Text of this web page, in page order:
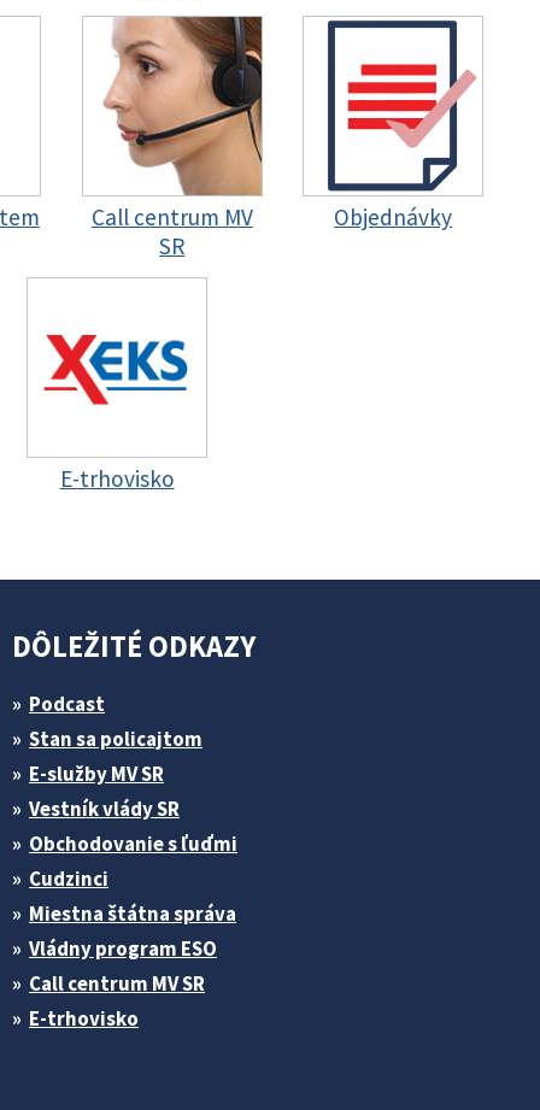
Call centrum MV
SR
Objednávky
E-trhovisko
DÔLEŽITÉ ODKAZY
Podcast
Stan sa policajtom
E-služby MV SR
Vestník vlády SR
Obchodovanie s ľuďmi
Cudzinci
Miestna štátna správa
Vládny program ESO
Call centrum MV SR
E-trhovisko